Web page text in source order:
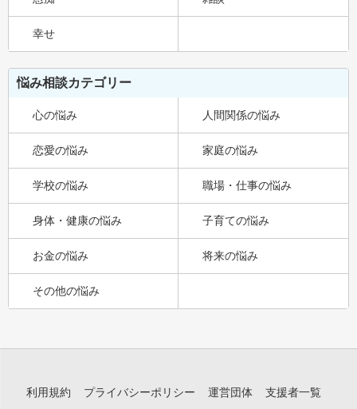
幸せ
悩み相談カテゴリー
心の悩み 人間関係の悩み
恋愛の悩み 家庭の悩み
学校の悩み 職場・仕事の悩み
身体・健康の悩み 子育ての悩み
お金の悩み 将来の悩み
その他の悩み
利用規約 プライバシーポリシー 運営団体
支援者一覧